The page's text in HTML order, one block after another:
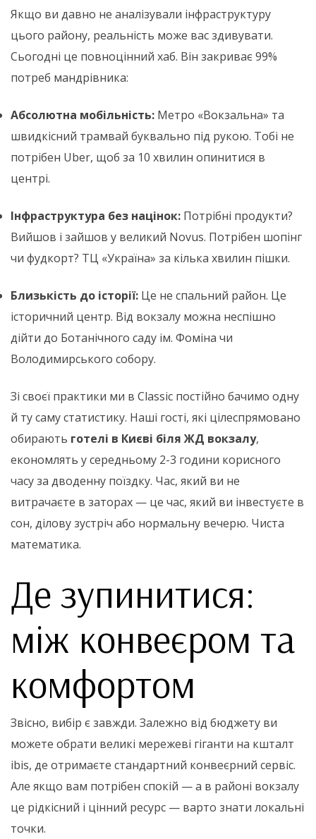
Якщо ви давно не аналізували інфраструктуру
цього району, реальність може вас здивувати.
Сьогодні це повноцінний хаб. Він закриває 99%
потреб мандрівника:
Абсолютна мобільність: Метро «Вокзальна» та
швидкісний трамвай буквально під рукою. Тобі не
потрібен Uber, щоб за 10 хвилин опинитися в
центрі.
Інфраструктура без націнок: Потрібні продукти?
Вийшов і зайшов у великий Novus. Потрібен шопінг
чи фудкорт? ТЦ «Україна» за кілька хвилин пішки.
Близькість до історії: Це не спальний район. Це
історичний центр. Від вокзалу можна неспішно
дійти до Ботанічного саду ім. Фоміна чи
Володимирського собору.
Зі своєї практики ми в Classic постійно бачимо одну
й ту саму статистику. Наші гості, які цілеспрямовано
обирають готелі в Києві біля ЖД вокзалу,
економлять у середньому 2-3 години корисного
часу за дводенну поїздку. Час, який ви не
витрачаєте в заторах — це час, який ви інвестуєте в
сон, ділову зустріч або нормальну вечерю. Чиста
математика.
Де зупинитися:
між конвеєром та
комфортом
Звісно, вибір є завжди. Залежно від бюджету ви
можете обрати великі мережеві гіганти на кшталт
ibis, де отримаєте стандартний конвеєрний сервіс.
Але якщо вам потрібен спокій — а в районі вокзалу
це рідкісний і цінний ресурс — варто знати локальні
точки.